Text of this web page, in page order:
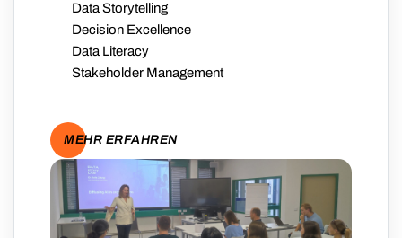
Data Storytelling
Decision Excellence
Data Literacy
Stakeholder Management
MEHR ERFAHREN